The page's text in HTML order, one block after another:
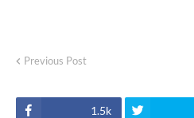
Previous Post
1.5k